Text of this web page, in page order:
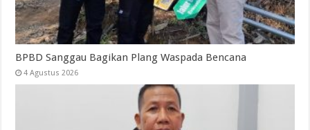
BPBD Sanggau Bagikan Plang Waspada Bencana
4 Agustus 2026